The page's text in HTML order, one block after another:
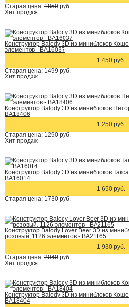
Старая цена: 1850 руб.
Хит продаж
Конструктор Balody 3D из миниблоков
элементов - BA16037
1 450 руб.
Старая цена: 1499 руб.
Хит продаж
Конструктор Balody 3D из миниблоков
BA18406
1 250 руб.
Старая цена: 1290 руб.
Хит продаж
Конструктор Balody 3D из миниблоков
BA16014
1 650 руб.
Старая цена: 1730 руб.
Конструктор Balody Lover Beer 3D из
розовый, 1126 элементов - BA21165
1 930 руб.
Старая цена: 2040 руб.
Хит продаж
Конструктор Balody 3D из миниблоков
BA18404